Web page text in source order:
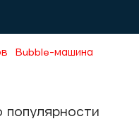
Bubble-машина
популярности